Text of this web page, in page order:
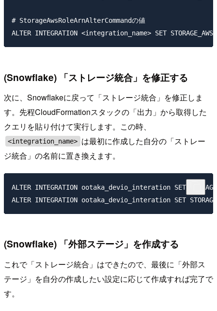
# StorageAwsRoleArnAlterCommandの値
(Snowflake) 「ストレージ統合」を修正する
次に、Snowflakeに戻って「ストレージ統合」を修正しま
す。先程CloudFormationスタックの「出力」から取得した
クエリを貼り付けて実行します。この時、
<integration_name> は最初に作成した自分の「ストレー
ジ統合」の名前に置き換えます。
ALTER INTEGRATION ootaka_devio_interation SET
(Snowflake) 「外部ステージ」を作成する
これで「ストレージ統合」はできたので、最後に「外部ス
テージ」を自分の作成したい設定に応じて作成すれば完了で
す。